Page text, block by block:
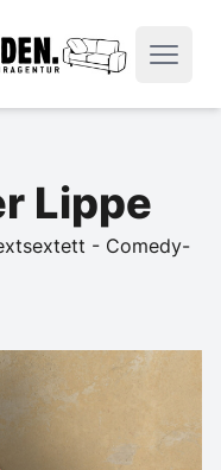
Lippe
- Comedy-